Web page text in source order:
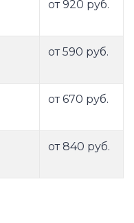
от 920 руб.
от 590 руб.
от 670 руб.
от 840 руб.